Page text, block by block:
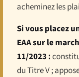
acheminez les
Si vous placez
EAA sur le
11/2023 :
du Titre V ;